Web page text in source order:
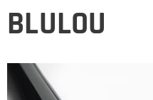
BLULOU